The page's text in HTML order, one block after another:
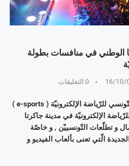
الوطني في منافسات بطولة
16/10/ 0 التعليقات
يشارك المنتخب الوطني التّونسي للرّياضة الإلكترونيّة ( e-sports )
الإلكترونيّة في مدينة جاكرتا
و تطلّعات التّونسييّن , و خاصّة
الّتي تعنى بألعاب الفيديو و